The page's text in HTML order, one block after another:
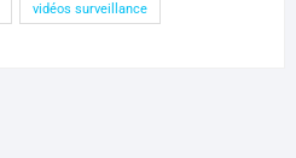
vidéos surveillance